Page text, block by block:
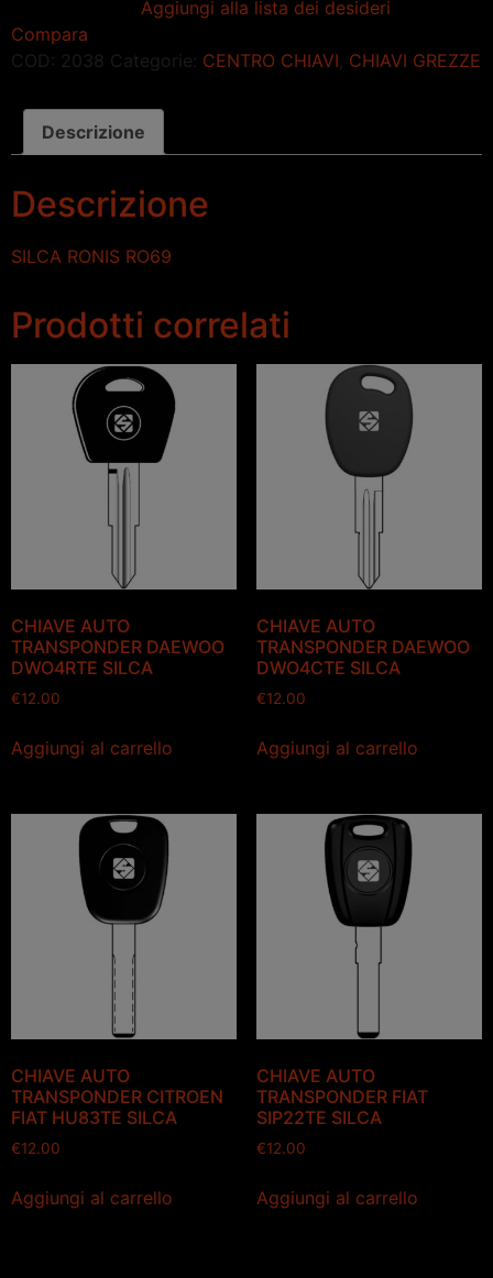
Aggiungi alla lista dei desideri
Compara
COD: 2038 Categorie: CENTRO CHIAVI CHIAVI GREZZE
Descrizione
Descrizione
SILCA RONIS RO69
Prodotti correlati
CHIAVE AUTO
TRANSPONDER DAEWOO
DWO4RTE SILCA
€12.00
Aggiungi al carrello
CHIAVE AUTO
TRANSPONDER DAEWOO
DWO4CTE SILCA
€12.00
Aggiungi al carrello
CHIAVE AUTO
TRANSPONDER CITROEN
FIAT HU83TE SILCA
€12.00
Aggiungi al carrello
CHIAVE AUTO
TRANSPONDER FIAT
SIP22TE SILCA
€12.00
Aggiungi al carrello